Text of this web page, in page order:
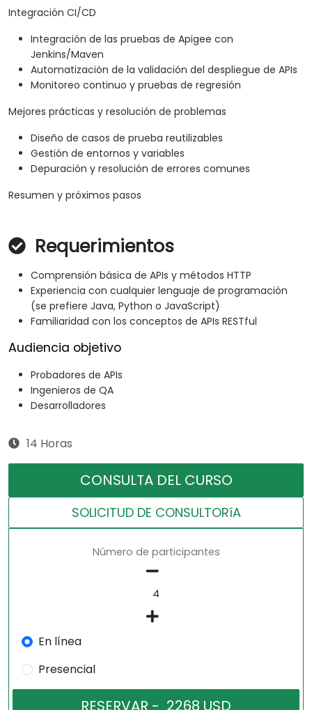
Integración CI/CD
Integración de las pruebas de Apigee con
Jenkins/Maven
Automatización de la validación del despliegue de APIs
Monitoreo continuo y pruebas de regresión
Mejores prácticas y resolución de problemas
Diseño de casos de prueba reutilizables
Gestión de entornos y variables
Depuración y resolución de errores comunes
Resumen y próximos pasos
Requerimientos
Comprensión básica de APIs y métodos HTTP
Experiencia con cualquier lenguaje de programación
(se prefiere Java, Python o JavaScript)
Familiaridad con los conceptos de APIs RESTful
Audiencia objetivo
Probadores de APIs
Ingenieros de QA
Desarrolladores
14 Horas
CONSULTA DEL CURSO
SOLICITUD DE CONSULTORíA
Número de participantes
En línea
Presencial